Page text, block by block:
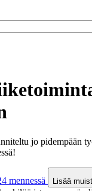
jo pidempään
mennessä Lisää